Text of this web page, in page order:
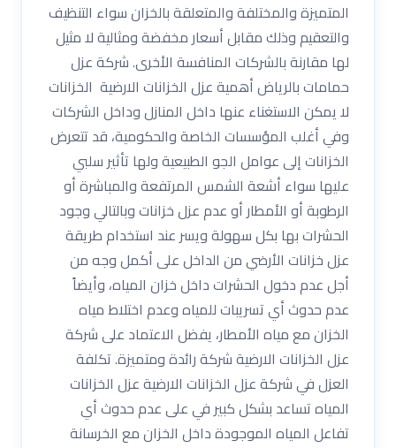
المتميزة والمختلفة والمتعلقة بالخزان سواء التنظيف
والتعقيم وذلك مقابل أسعار مخفضة ومثالية لا مثيل
لها مقارنة بالشركات المنافسة الأخرى. شركة عزل
حمامات بالرياض أهمية عزل الخزانات الارضية الخزانات
لا يمكن الاستغناء عنها داخل المنازل وداخل الشركات
وفي أغلب المؤسسات الخاصة والحكومية، قد تتعرض
الخزانات إلى عوامل الجو الطبيعية ولها تأثير سلبي
عليها سواء أشعة الشمس المرتفعة والمباشرة أو
الرطوبة أو الأمطار أو عدم عزل خزانات وبالتالي وجود
الحشرات بها بكل سهولة ويسر عند استخدام طريقة
عزل خزانات الأرضي من الداخل على أكمل وجه من
أجل عدم دخول الحشرات داخل خزان المياه، وأيضاً
عدم حدوث أي تسريبات للمياه وعدم اختلاط مياه
الخزان مع مياه الأمطار، يفضل الاعتماد على شركة
عزل الخزانات الارضية شركة رائدة ومتميزة. تكلفة
العزل في شركة عزل الخزانات الارضية عزل الخزانات
المياه تساعد بشكل كبير في على عدم حدوث أي
تفاعل المياه الموجودة داخل الخزان مع الخرسانة